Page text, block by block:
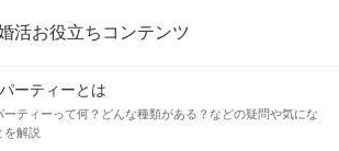
活お役立ちコンテンツ
ーティーとは
ーティーって何？どんな種類がある？などの疑問や気にな
を解説